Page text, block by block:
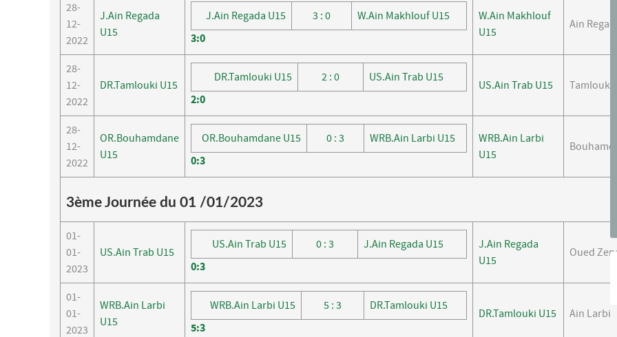
28-
12-
2022
J.Ain Regada
U15
J.Ain Regada U15 3 : 0
W.Ain Makhlouf U15
3:0
W.Ain Makhlouf
U15
Ain Regada
28-
12-
2022
DR.Tamlouki U15
DR.Tamlouki U15 2 : 0
US.Ain Trab U15
2:0
US.Ain Trab U15 Tamlouka
28-
12-
2022
OR.Bouhamdane
U15
OR.Bouhamdane U15 0 : 3
WRB.Ain Larbi U15
0:3
WRB.Ain Larbi
U15
3ème Journée du 01 /01/2023
01-
01-
2023
US.Ain Trab U15
US.Ain Trab U15 0 : 3
J.Ain Regada U15
0:3
J.Ain Regada
U15
Oued
01-
01-
2023
WRB.Ain Larbi
U15
WRB.Ain Larbi U15 5 : 3
DR.Tamlouki U15
5:3
DR.Tamlouki U15 Ain Larbi